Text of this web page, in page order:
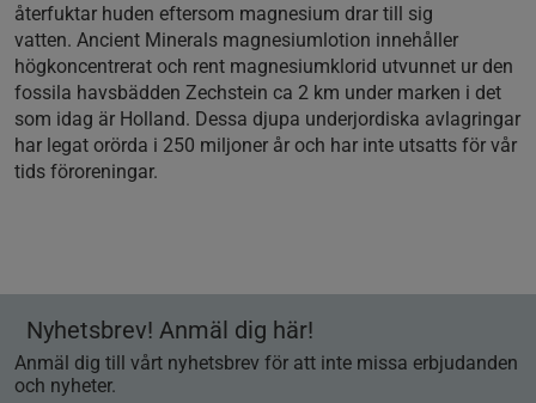
återfuktar huden eftersom magnesium drar till sig
vatten. Ancient Minerals magnesiumlotion innehåller
högkoncentrerat och rent magnesiumklorid utvunnet ur den
fossila havsbädden Zechstein ca 2 km under marken i det
som idag är Holland. Dessa djupa underjordiska avlagringar
har legat orörda i 250 miljoner år och har inte utsatts för vår
tids föroreningar.
Nyhetsbrev! Anmäl dig här!
Anmäl dig till vårt nyhetsbrev för att inte missa erbjudanden
och nyheter.